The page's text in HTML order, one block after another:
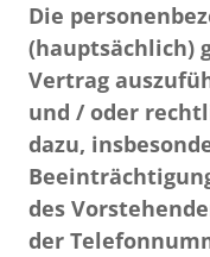
Die
(hauptsächlich)
Vertrag
und / oder
dazu,
des
der